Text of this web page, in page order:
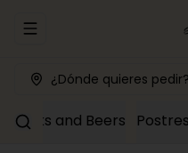
Abrir menu de
¿Dónde quieres pedir?
Drinks and Beers Postres